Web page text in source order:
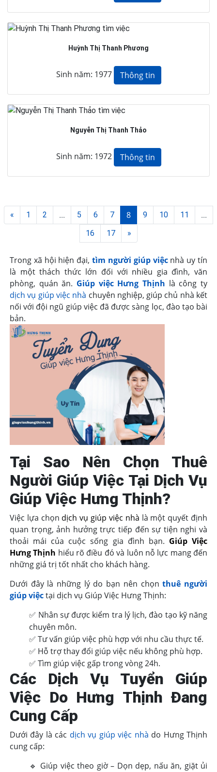
Huỳnh Thị Thanh Phương
Sinh năm: 1977 Thông tin
Nguyễn Thị Thanh Thảo
Sinh năm: 1972 Thông tin
« 1 2 ... 5 6 7 8 9 10 11 ...
16 17 »
Trong xã hội hiện đại,tìm người giúp việcnhà uy tín
là một thách thức lớn đối với nhiều gia đình, văn
phòng, quán ăn. Giúp việc Hưng Thịnh là công ty
dịch vụ giúp việc nhà chuyên nghiệp, giúp chủ nhà kết
nối với đội ngũ giúp việc đã được sàng lọc, đào tạo bài
bản.
Tại Sao Nên Chọn Thuê
Người Giúp Việc Tại Dịch Vụ
Giúp Việc Hưng Thịnh?
Việc lựa chọn dịch vụ giúp việc nhà là một quyết định
quan trọng, ảnh hưởng trực tiếp đến sự tiện nghi và
thoải mái của cuộc sống gia đình bạn. Giúp Việc
Hưng Thịnh hiểu rõ điều đó và luôn nỗ lực mang đến
những giá trị tốt nhất cho khách hàng.
Dưới đây là những lý do bạn nên chọnthuê người
giúp việctại dịch vụ Giúp Việc Hưng Thịnh:
✅ Nhân sự được kiểm tra lý lịch, đào tạo kỹ năng
chuyên môn.
✅ Tư vấn giúp việc phù hợp với nhu cầu thực tế.
✅ Hỗ trợ thay đổi giúp việc nếu không phù hợp.
✅ Tìm giúp việc gấp trong vòng 24h.
Các Dịch Vụ Tuyển Giúp
Việc Do Hưng Thịnh Đang
Cung Cấp
Dưới đây là các dịch vụ giúp việc nhà do Hưng Thịnh
cung cấp:
🔹 Giúp việc theo giờ – Dọn dẹp, nấu ăn, giặt ủi